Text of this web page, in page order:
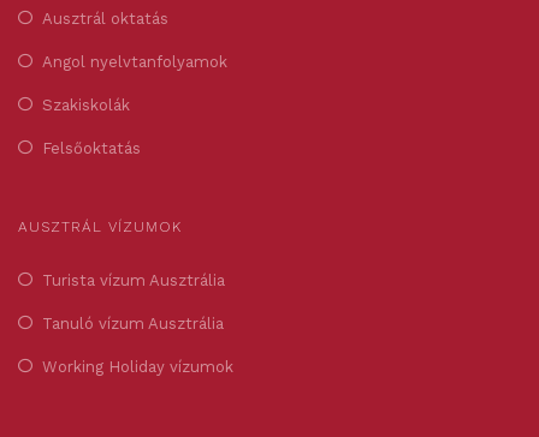
Ausztrál oktatás
Angol nyelvtanfolyamok
Szakiskolák
Felsőoktatás
AUSZTRÁL VÍZUMOK
Turista vízum Ausztrália
Tanuló vízum Ausztrália
Working Holiday vízumok